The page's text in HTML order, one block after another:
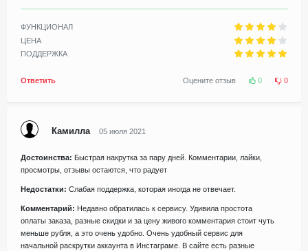
ФУНКЦИОНАЛ
ЦЕНА
ПОДДЕРЖКА
Ответить Оцените отзыв 0 0
Камилла 05 июля 2021
Достоинства: Быстрая накрутка за пару дней. Комментарии, лайки,
просмотры, отзывы остаются, что радует
Недостатки: Слабая поддержка, которая иногда не отвечает.
Комментарий: Недавно обратилась к сервису. Удивила простота
оплаты заказа, разные скидки и за цену живого комментария стоит чуть
меньше рубля, а это очень удобно. Очень удобный сервис для
начальной раскрутки аккаунта в Инстаграме. В сайте есть разные